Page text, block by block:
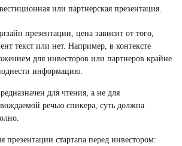
или партнерская презентация.
презентации, цена зависит от того,
текст или нет. Например, в контексте
для инвесторов или партнеров крайне
информацию.
для чтения, а не для
речью спикера, суть должна
презентации стартапа перед инвестором: